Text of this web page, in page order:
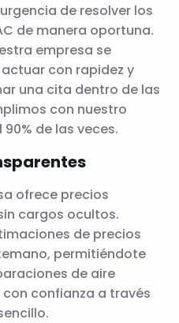
de resolver los
de manera oportuna.
empresa se
con rapidez y
una cita dentro de las
con nuestro
de las veces.
ofrece precios
cargos ocultos.
de precios
permitiéndote
de aire
confianza a través